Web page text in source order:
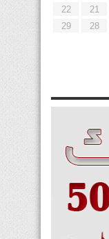
21
22
28
29